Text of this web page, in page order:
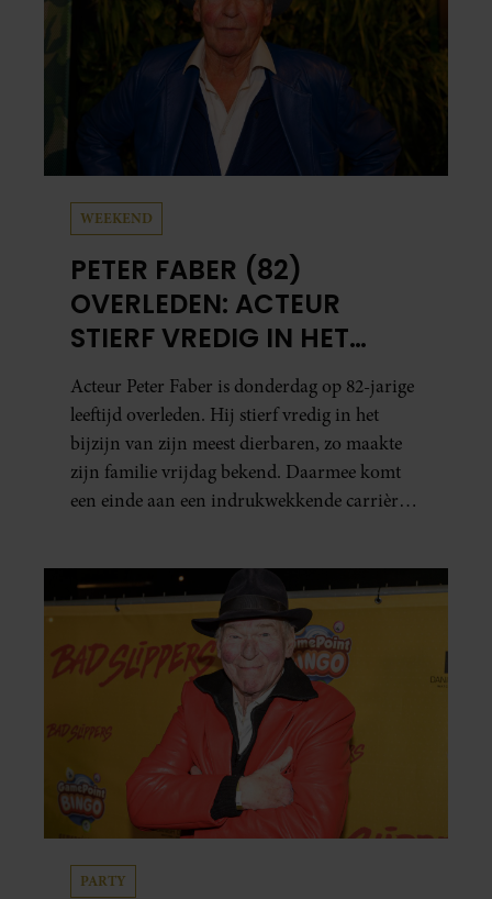
WEEKEND
PETER FABER (82)
OVERLEDEN: ACTEUR
STIERF VREDIG IN HET
BIJZIJN VAN ZIJN MEEST
DIERBAREN
Acteur Peter Faber is donderdag op 82-jarige
leeftijd overleden. Hij stierf vredig in het
bijzijn van zijn meest dierbaren, zo maakte
zijn familie vrijdag bekend. Daarmee komt
een einde aan een indrukwekkende carrière
PARTY